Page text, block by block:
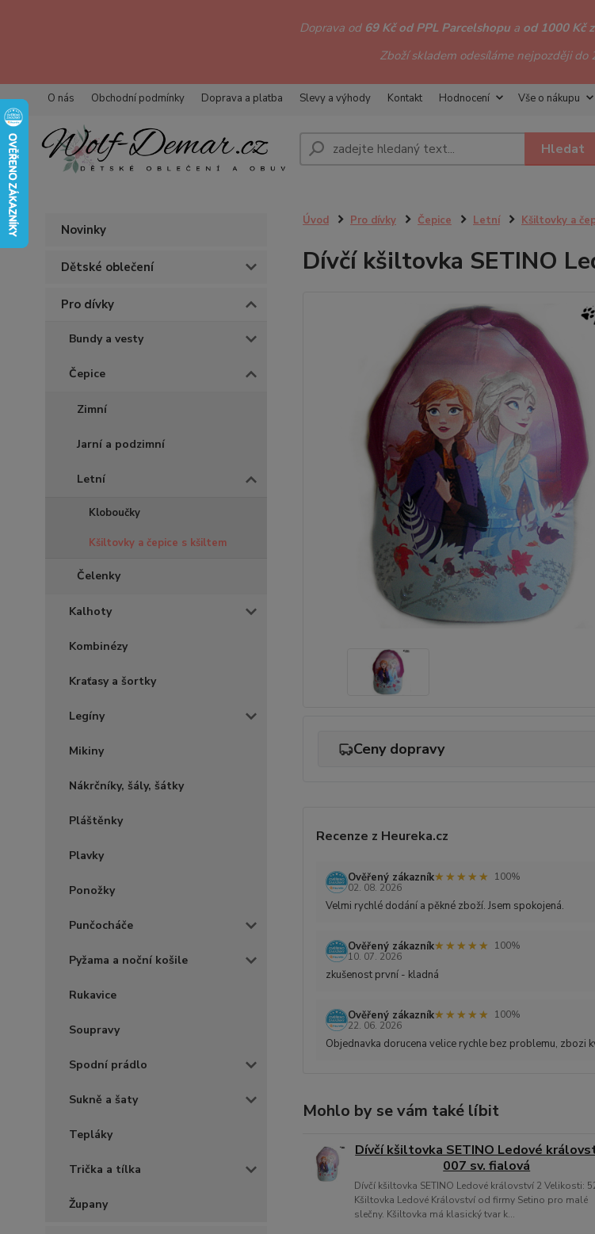
Doprava od 69 Kč od PPL Parcelshopua od 1000 Kč
Zboží skladem odesíláme nejpozději do
O nás Obchodní podmínky Doprava a platba Slevy a výhody Kontakt Hodnocení Vše o nákupu
Hledat
Novinky
Dětské oblečení
Pro dívky
Bundy a vesty
Čepice
Zimní
Jarní a podzimní
Letní
Kloboučky
Kšiltovky a čepice s kšiltem
Čelenky
Kalhoty
Kombinézy
Kraťasy a šortky
Legíny
Mikiny
Nákrčníky, šály, šátky
Pláštěnky
Plavky
Ponožky
Punčocháče
Pyžama a noční košile
Rukavice
Soupravy
Spodní prádlo
Sukně a šaty
Tepláky
Trička a tílka
Župany
Úvod Pro dívky Čepice Letní Kšiltovky a
Dívčí kšiltovka SETINO
Ceny dopravy
Recenze z Heureka.cz
Ověřený zákazník★★★★★
★★★★★
100%
02. 08. 2026
Velmi rychlé dodání a pěkné zboží. Jsem spokojená.
Ověřený zákazník★★★★★
★★★★★
100%
10. 07. 2026
zkušenost první - kladná
Ověřený zákazník★★★★★
★★★★★
100%
22. 06. 2026
Objednavka dorucena velice rychle bez problemu, zbozi
Mohlo by se vám také líbit
Dívčí kšiltovka SETINO Ledové
007 sv. fialová
Dívčí kšiltovka SETINO Ledové království 2 Velikosti:
Kšiltovka Ledové Království od firmy Setino pro malé
slečny. Kšiltovka má klasický tvar k...